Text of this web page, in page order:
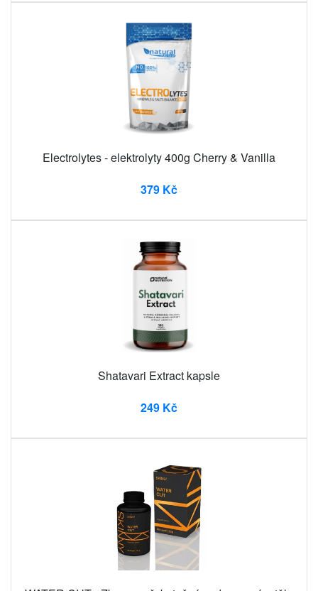
Electrolytes - elektrolyty 400g Cherry & Vanilla
379 Kč
Shatavari Extract kapsle
249 Kč